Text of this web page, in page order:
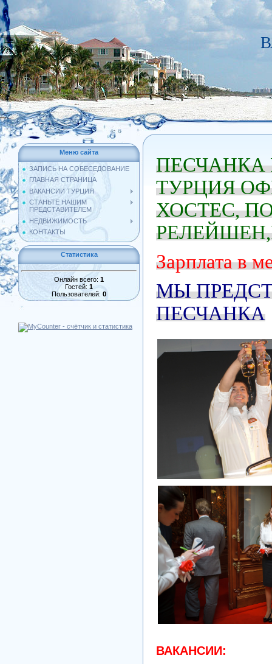
Меню сайта
ЗАПИСЬ НА СОБЕСЕДОВАНИЕ
ГЛАВНАЯ СТРАНИЦА
ВАКАНСИИ ТУРЦИЯ
СТАНЬТЕ НАШИМ
ПРЕДСТАВИТЕЛЕМ
НЕДВИЖИМОСТЬ
КОНТАКТЫ
Статистика
Онлайн всего: 1
Гостей: 1
Пользователей: 0
ПЕСЧАНКА
ТУРЦИЯ
ХОСТЕС,
Зарплата в
МЫ
ПЕСЧАНКА
ВАКАНСИИ: